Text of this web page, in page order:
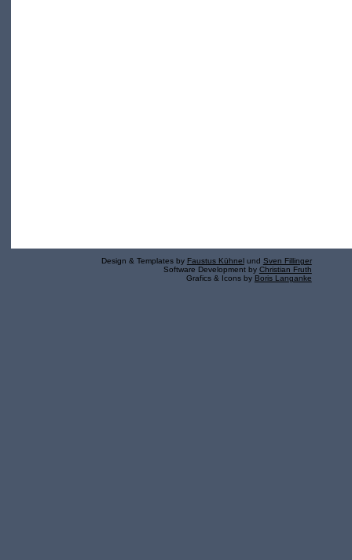
Design & Templates by Faustus Kühnel und Sven Fillinger
Software Development by Christian Fruth
Grafics & Icons by Boris Langanke